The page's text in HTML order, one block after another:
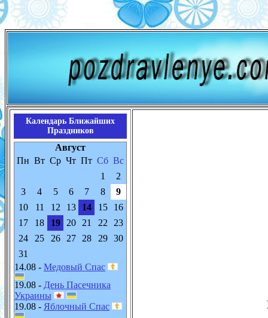
Календарь Ближайших
Праздников
Август
Пн Вт Ср Чт Пт Сб Вс
1
2
3
4 5 6 7 8
9
10
11 12 13 14 15
16
17
18 19 20 21 22
23
24
25 26 27 28 29
30
31
14.08 - Медовый Спас
19.08 - День Пасечника
Украины
19.08 - Яблочный Спас